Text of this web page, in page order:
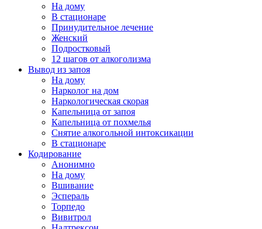
На дому
В стационаре
Принудительное лечение
Женский
Подростковый
12 шагов от алкоголизма
Вывод из запоя
На дому
Нарколог на дом
Наркологическая скорая
Капельница от запоя
Капельница от похмелья
Снятие алкогольной интоксикации
В стационаре
Кодирование
Анонимно
На дому
Вшивание
Эспераль
Торпедо
Вивитрол